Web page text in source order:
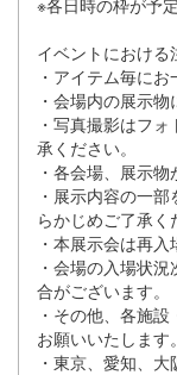
イベントにおける
・アイテム毎に
・会場内の展示
・写真撮影はフ
承ください。
・各会場、展示
・展示内容の一
らかじめご了承く
・本展示会は再入
・会場の入場状
合がございます。
・その他、各施
お願いいたします。
・東京、愛知、大